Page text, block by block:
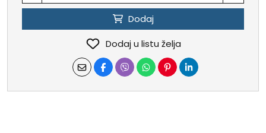
Dodaj
Dodaj u listu želja